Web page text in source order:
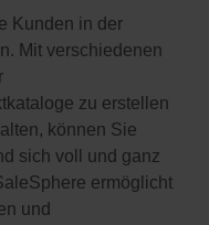
Kunden in der
Mit verschiedenen
zu erstellen
können Sie
sich voll und ganz
ermöglicht
und